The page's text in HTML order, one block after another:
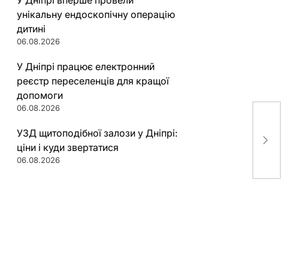
унікальну ендоскопічну операцію
дитині
06.08.2026
У Дніпрі працює електронний
реєстр переселенців для кращої
допомоги
06.08.2026
УЗД щитоподібної залози у Дніпрі:
ціни і куди звертатися
06.08.2026